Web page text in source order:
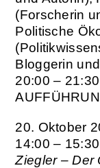
(Forscherin
Politische
Bloggerin
20:00 –
20. Oktober
14:00 –
Ziegler – Der